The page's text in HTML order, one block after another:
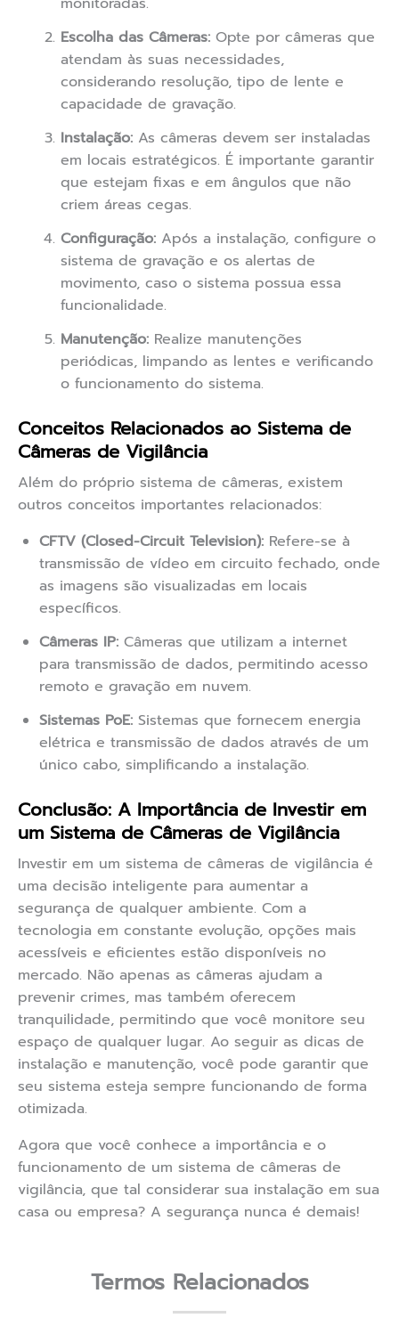
Escolha das Câmeras: Opte por câmeras que
atendam às suas necessidades,
considerando resolução, tipo de lente e
capacidade de gravação.
Instalação: As câmeras devem ser instaladas
em locais estratégicos. É importante garantir
que estejam fixas e em ângulos que não
criem áreas cegas.
Configuração: Após a instalação, configure o
sistema de gravação e os alertas de
movimento, caso o sistema possua essa
funcionalidade.
Manutenção: Realize manutenções
periódicas, limpando as lentes e verificando
o funcionamento do sistema.
Conceitos Relacionados ao Sistema de
Câmeras de Vigilância
Além do próprio sistema de câmeras, existem
outros conceitos importantes relacionados:
CFTV (Closed-Circuit Television): Refere-se à
transmissão de vídeo em circuito fechado, onde
as imagens são visualizadas em locais
específicos.
Câmeras IP: Câmeras que utilizam a internet
para transmissão de dados, permitindo acesso
remoto e gravação em nuvem.
Sistemas PoE: Sistemas que fornecem energia
elétrica e transmissão de dados através de um
único cabo, simplificando a instalação.
Conclusão: A Importância de Investir em
um Sistema de Câmeras de Vigilância
Investir em um sistema de câmeras de vigilância é
uma decisão inteligente para aumentar a
segurança de qualquer ambiente. Com a
tecnologia em constante evolução, opções mais
acessíveis e eficientes estão disponíveis no
mercado. Não apenas as câmeras ajudam a
prevenir crimes, mas também oferecem
tranquilidade, permitindo que você monitore seu
espaço de qualquer lugar. Ao seguir as dicas de
instalação e manutenção, você pode garantir que
seu sistema esteja sempre funcionando de forma
otimizada.
Agora que você conhece a importância e o
funcionamento de um sistema de câmeras de
vigilância, que tal considerar sua instalação em sua
casa ou empresa? A segurança nunca é demais!
Termos Relacionados